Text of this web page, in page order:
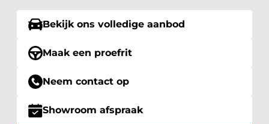
Bekijk ons volledige aanbod
Maak een proefrit
Neem contact op
Showroom afspraak